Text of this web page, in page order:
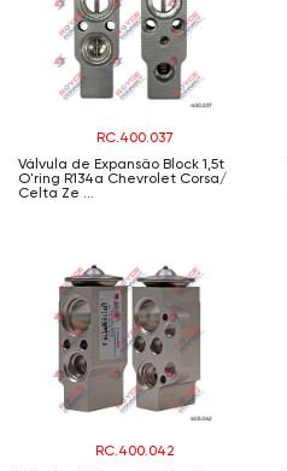
RC.400.037
Válvula de Expansão Block 1,5t
O'ring R134a Chevrolet Corsa/
Celta Ze ...
RC.400.042